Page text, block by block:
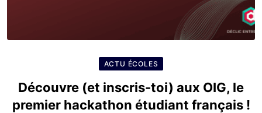
ACTU ÉCOLES
Découvre (et inscris-toi) aux OIG, le
premier hackathon étudiant français !